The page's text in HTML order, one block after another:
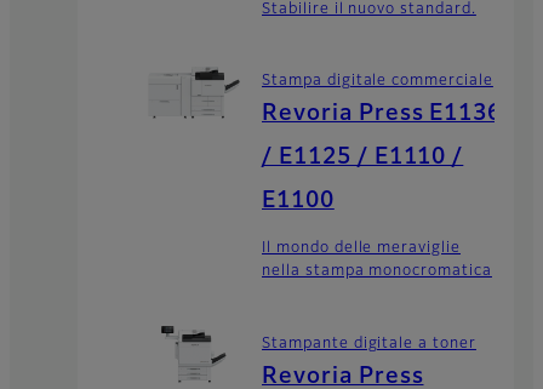
Stabilire il nuovo standard.
Stampa digitale commerciale
Revoria Press E1136
/ E1125 / E1110 /
E1100
Il mondo delle meraviglie
nella stampa monocromatica
Stampante digitale a toner
Revoria Press